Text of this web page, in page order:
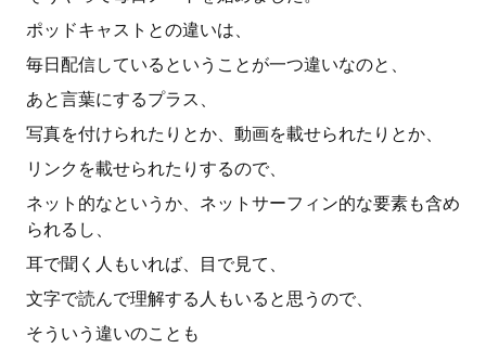
ポッドキャストとの違いは、
毎日配信しているということが一つ違いなのと、
あと言葉にするプラス、
写真を付けられたりとか、動画を載せられたりとか、
リンクを載せられたりするので、
ネット的なというか、ネットサーフィン的な要素も含め
られるし、
耳で聞く人もいれば、目で見て、
文字で読んで理解する人もいると思うので、
そういう違いのことも